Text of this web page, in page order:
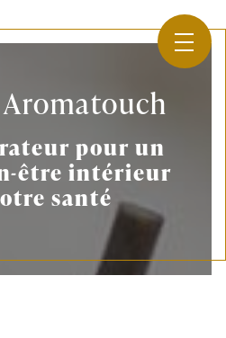
pour un
être intérieur
santé